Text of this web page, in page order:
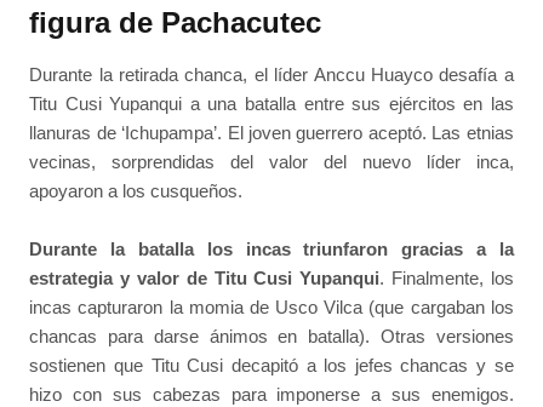
figura de Pachacutec
Durante la retirada chanca, el líder Anccu Huayco desafía a
Titu Cusi Yupanqui a una batalla entre sus ejércitos en las
llanuras de ‘Ichupampa’. El joven guerrero aceptó. Las etnias
vecinas, sorprendidas del valor del nuevo líder inca,
apoyaron a los cusqueños.
Durante la batalla los incas triunfaron gracias a la
estrategia y valor de Titu Cusi Yupanqui. Finalmente, los
incas capturaron la momia de Usco Vilca (que cargaban los
chancas para darse ánimos en batalla). Otras versiones
sostienen que Titu Cusi decapitó a los jefes chancas y se
hizo con sus cabezas para imponerse a sus enemigos.